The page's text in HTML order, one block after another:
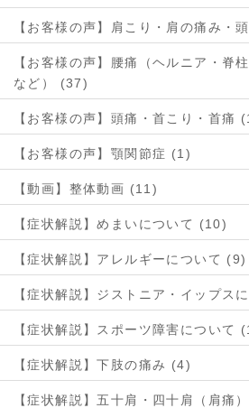
【お客様の声】肩こり・肩の痛み・
【お客様の声】腰痛（ヘルニア・脊
など） (37)
【お客様の声】頭痛・首こり・首痛
【お客様の声】顎関節症 (1)
【動画】整体動画 (11)
【症状解説】めまいについて (10)
【症状解説】アレルギーについて (9)
【症状解説】ジストニア・イップス
【症状解説】スポーツ障害について
【症状解説】下肢の痛み (4)
【症状解説】五十肩・四十肩（肩痛